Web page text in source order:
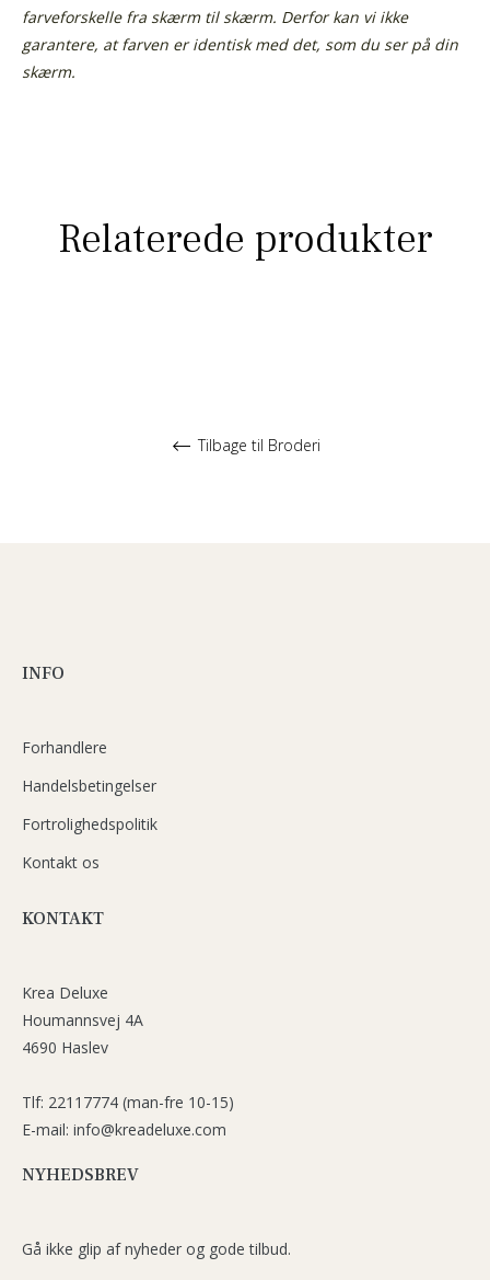
farveforskelle fra skærm til skærm. Derfor kan vi ikke
garantere, at farven er identisk med det, som du ser på din
skærm.
Relaterede produkter
Tilbage til Broderi
INFO
Forhandlere
Handelsbetingelser
Fortrolighedspolitik
Kontakt os
KONTAKT
Krea Deluxe
Houmannsvej 4A
4690 Haslev
Tlf: 22117774 (man-fre 10-15)
E-mail: info@kreadeluxe.com
NYHEDSBREV
Gå ikke glip af nyheder og gode tilbud.